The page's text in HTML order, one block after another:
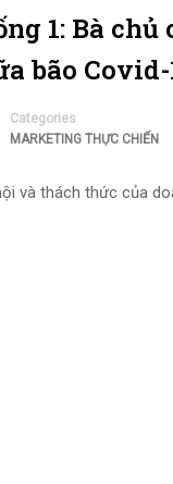
1: Bà
bão Covid-
Categories
MARKETING THỰC CHIẾN
và thách thức của